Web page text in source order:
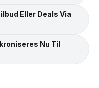
Eller Deals Via
Nu Til